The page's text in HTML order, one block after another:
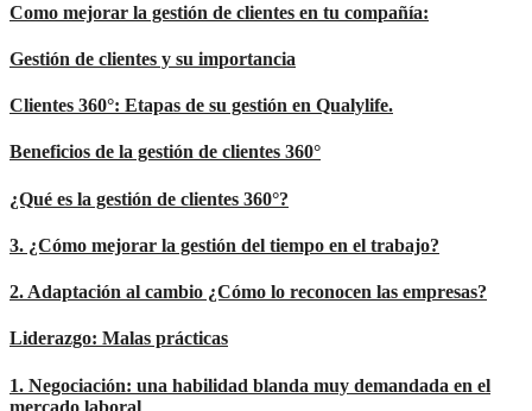
Como mejorar la gestión de clientes en tu compañía:
Gestión de clientes y su importancia
Clientes 360°: Etapas de su gestión en Qualylife.
Beneficios de la gestión de clientes 360°
¿Qué es la gestión de clientes 360°?
3. ¿Cómo mejorar la gestión del tiempo en el trabajo?
2. Adaptación al cambio ¿Cómo lo reconocen las empresas?
Liderazgo: Malas prácticas
1. Negociación: una habilidad blanda muy demandada en el
mercado laboral